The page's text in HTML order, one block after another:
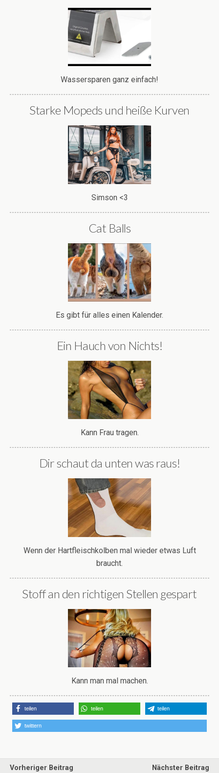
Wassersparen ganz einfach!
Starke Mopeds und heiße Kurven
Simson <3
Cat Balls
Es gibt für alles einen Kalender.
Ein Hauch von Nichts!
Kann Frau tragen.
Dir schaut da unten was raus!
Wenn der Hartfleischkolben mal wieder etwas Luft
braucht.
Stoff an den richtigen Stellen gespart
Kann man mal machen.
teilen teilen teilen
twittern
Vorheriger Beitrag
Nächster Beitrag